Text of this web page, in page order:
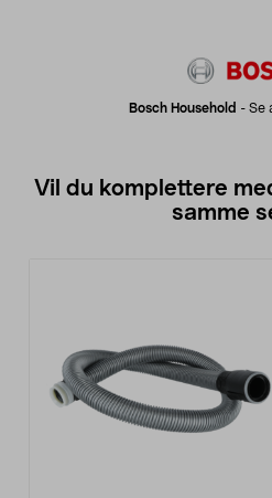
Bosch Household - Se
Vil du komplettere
samme